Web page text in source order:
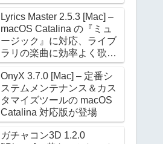
Lyrics Master 2.5.3 [Mac] –
macOS Catalina の『ミュ
ージック』に対応、ライブ
ラリの楽曲に効率よく歌詞
を設定できる
OnyX 3.7.0 [Mac] – 定番シ
ステムメンテナンス＆カス
タマイズツールの macOS
Catalina 対応版が登場
ガチャコン3D 1.2.0